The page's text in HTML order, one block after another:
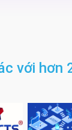
với hơn